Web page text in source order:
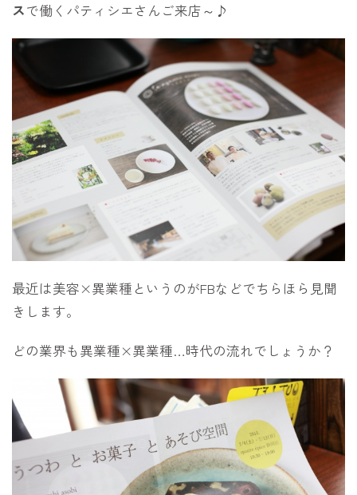
スで働くパティシエさんご来店～♪
最近は美容×異業種というのがFBなどでちらほら見聞
きします。
どの業界も異業種×異業種…時代の流れでしょうか？